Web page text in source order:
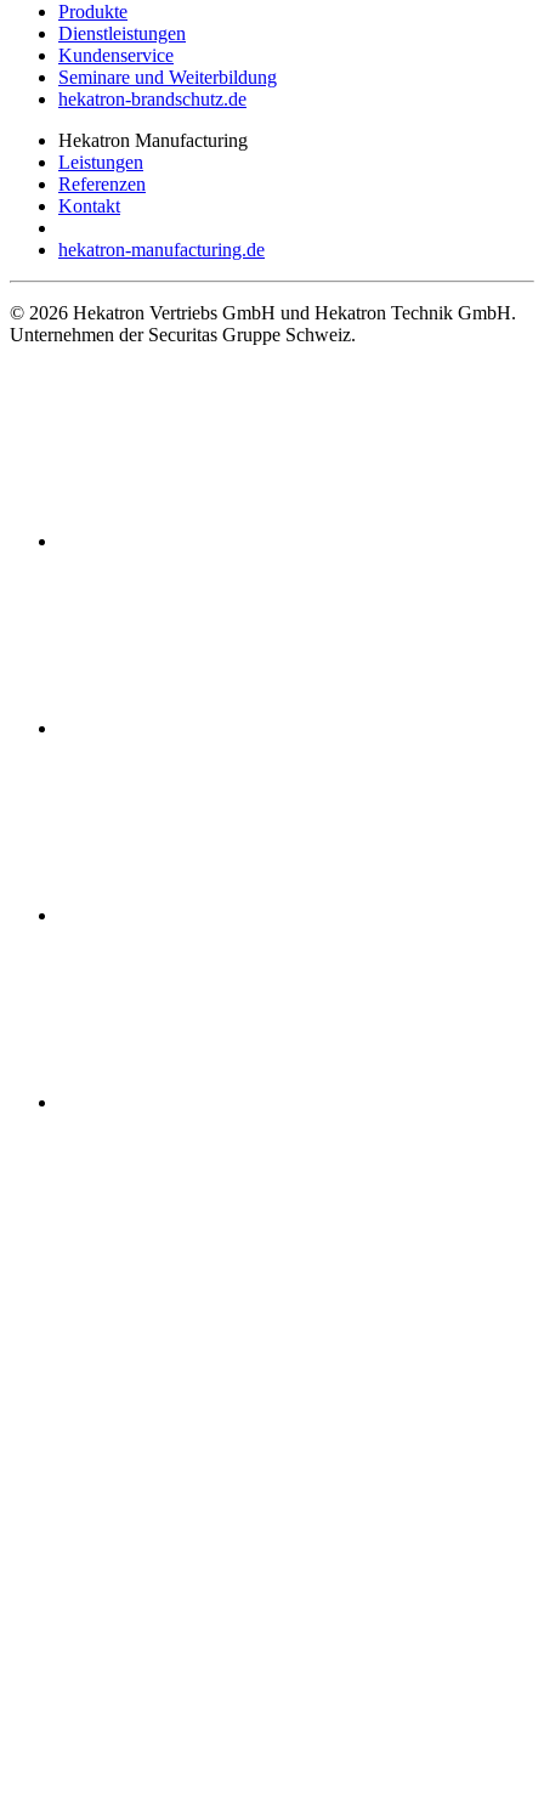
Produkte
Dienstleistungen
Kundenservice
Seminare und Weiterbildung
hekatron-brandschutz.de
Hekatron Manufacturing
Leistungen
Referenzen
Kontakt
hekatron-manufacturing.de
© 2026 Hekatron Vertriebs GmbH und Hekatron Technik GmbH.
Unternehmen der Securitas Gruppe Schweiz.